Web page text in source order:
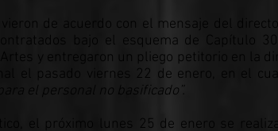
de acuerdo con el mensaje del
bajo el esquema de Capítulo
Artes y entregaron un pliego petitorio en la
el pasado viernes 22 de enero, en el
el personal no basificado”.
el próximo lunes 25 de enero se